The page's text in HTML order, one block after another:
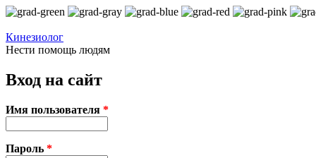
Перейти к основному содержанию
Кинезиолог
Нести помощь людям
Вход на сайт
Имя пользователя *
Пароль *